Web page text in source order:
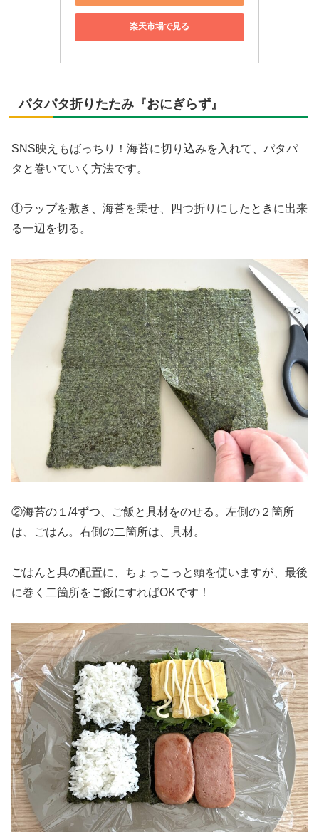
楽天市場で見る
パタパタ折りたたみ『おにぎらず』
SNS映えもばっちり！海苔に切り込みを入れて、パタパ
タと巻いていく方法です。
①ラップを敷き、海苔を乗せ、四つ折りにしたときに出来
る一辺を切る。
②海苔の１/4ずつ、ご飯と具材をのせる。左側の２箇所
は、ごはん。右側の二箇所は、具材。
ごはんと具の配置に、ちょっこっと頭を使いますが、最後
に巻く二箇所をご飯にすればOKです！